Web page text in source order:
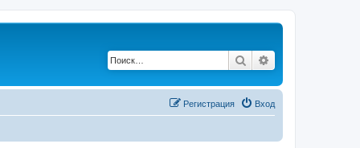
Поиск
Вход
Регистрация